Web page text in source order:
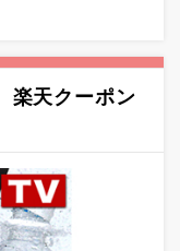
楽天クーポン